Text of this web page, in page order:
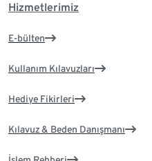
Hizmetlerimiz
E-bülten
Kullanım Kılavuzları
Hediye Fikirleri
Kılavuz & Beden Danışmanı